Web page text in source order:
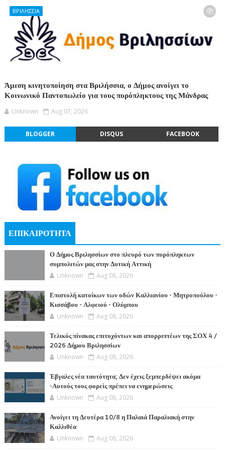
ΒΡΙΛΗΣΣΙΑ
Άμεση κινητοποίηση στα Βριλήσσια, ο Δήμος ανοίγει το
Κοινωνικό Παντοπωλείο για τους πυρόπληκτους της Μάνδρας
Unknown Aug 07, 2026
BLOGGER DISQUS FACEBOOK
ΕΠΙΚΑΙΡΟΤΗΤΑ
Ο Δήμος Βριλησσίων στο πλευρό των πυρόπληκτων
συμπολιτών μας στην Δυτική Αττική
Unknown Aug 08, 2026
Επιστολή κατοίκων των οδών Καλλιανίου - Μητροπούλου -
Κισσάβου - Αλφειού - Ολύμπου
Unknown Aug 08, 2026
Τελικός πίνακας επιτυχόντων και απορριπτέων της ΣΟΧ 4 /
2026 Δήμου Βριλησσίων
Unknown Aug 08, 2026
Έβγαλες νέα ταυτότητα; Δεν έχεις ξεμπερδέψει ακόμα
-Αυτούς τους φορείς πρέπει να ενημερώσεις
Unknown Aug 08, 2026
Ανοίγει τη Δευτέρα 10/8 η Παλαιά Παραλιακή στην
Καλλιθέα
Unknown Aug 08, 2026